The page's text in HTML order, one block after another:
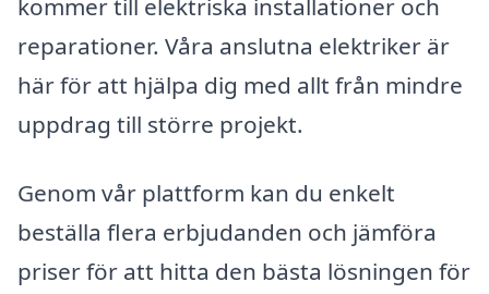
kommer till elektriska installationer och
reparationer. Våra anslutna elektriker är
här för att hjälpa dig med allt från mindre
uppdrag till större projekt.
Genom vår plattform kan du enkelt
beställa flera erbjudanden och jämföra
priser för att hitta den bästa lösningen för